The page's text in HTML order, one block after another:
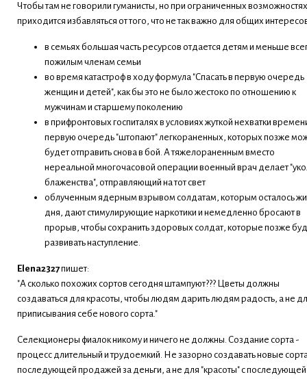
Чтобы там не говорили гуманисты, но при ограниченных возможностях
приходится избавляться от того, что не так важно для общих
в семьях большая часть ресурсов отдается детям и меньше
пожилым членам семьи
во время катастроф в ходу формула "Спасать в первую очередь
женщин и детей", как бы это не было жестоко по отношению к
мужчинам и старшему поколению
в прифронтовых госпиталях в условиях жуткой нехватки
первую очередь "штопают" легкораненных, которых позже
будет отправить снова в бой. А тяжелораненным вместо
нереальной многочасовой операции военный врач делает
блаженства", отправляющий на тот свет
облученным ядерным взрывом солдатам, которым осталось
дня, дают стимулирующие наркотики и немедленно бросают в
прорыв, чтобы сохранить здоровых солдат, которые позже
развивать наступление.
Elena2327пишет:
"А сколько похожих сортов сегодня штампуют??? Цветы должны
создаваться для красоты, чтобы людям дарить людям радость, а не
приписывания себе нового сорта."
Селекционеры фиалок никому и ничего не должны. Создание сорта -
процесс длительный и трудоемкий. Не зазорно создавать новые
последующей продажей за деньги, а не для "красоты" с последующей